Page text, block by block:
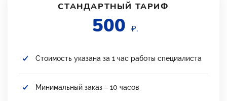
СТАНДАРТНЫЙ ТАРИФ
500 ₽.
Стоимость указана за 1 час работы специалиста
Минимальный заказ – 10 часов